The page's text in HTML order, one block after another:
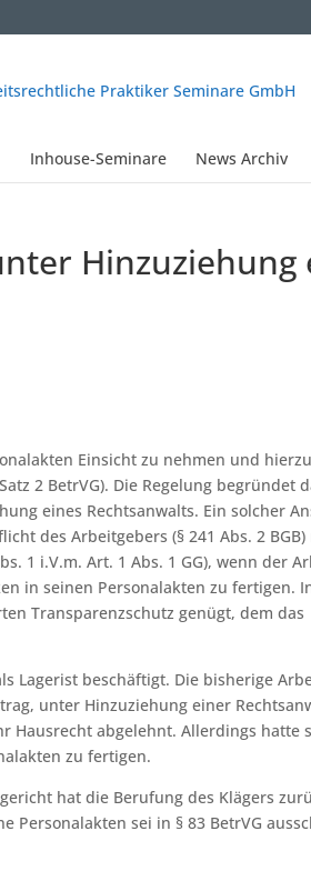
Inhouse-Seminare News Archiv
Hinzuziehung
Einsicht zu nehmen und
2 BetrVG). Die Regelung begründet
eines Rechtsanwalts. Ein solcher
des Arbeitgebers (§ 241 Abs. 2 BGB)
1 i.V.m. Art. 1 Abs. 1 GG), wenn der
in seinen Personalakten zu fertigen.
Transparenzschutz genügt, dem das
Lagerist beschäftigt. Die bisherige
unter Hinzuziehung einer
Hausrecht abgelehnt. Allerdings hatte
zu fertigen.
hat die Berufung des Klägers
Personalakten sei in § 83 BetrVG